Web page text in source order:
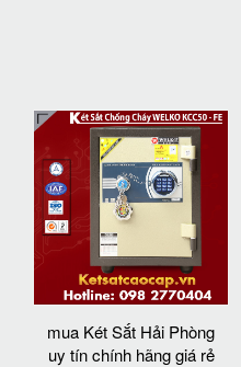
mua Két Sắt Hải Phòng
uy tín chính hãng giá rẻ